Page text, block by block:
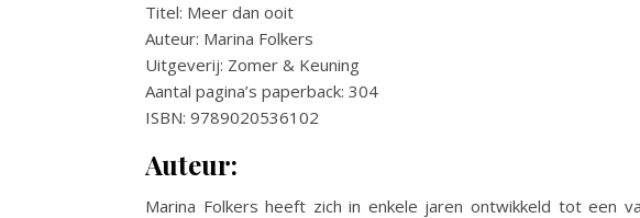
Titel: Meer dan ooit
Auteur: Marina Folkers
Uitgeverij: Zomer & Keuning
Aantal pagina’s paperback: 304
ISBN: 9789020536102
Auteur:
Marina Folkers heeft zich in enkele jaren ontwikkeld tot een